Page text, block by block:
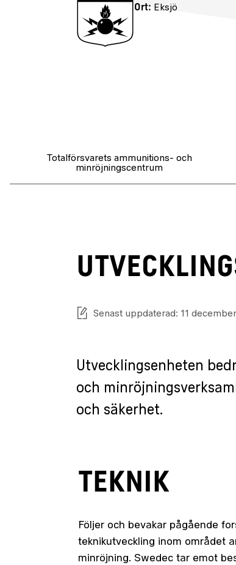
Ort: Eksjö
Totalförsvarets ammunitions- och
minröjningscentrum
Senast uppdaterad: 11
Utvecklingsenheten
och
och säkerhet.
TEKNIK
Följer och bevakar pågående
teknikutveckling inom området
minröjning. Swedec tar emot